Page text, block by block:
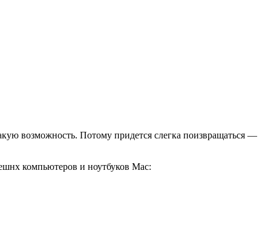
возможность. Потому придется слегка поизвращаться —
компьютеров и ноутбуков Mac: